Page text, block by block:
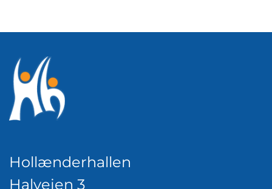
Hollænderhallen
Halvejen 3